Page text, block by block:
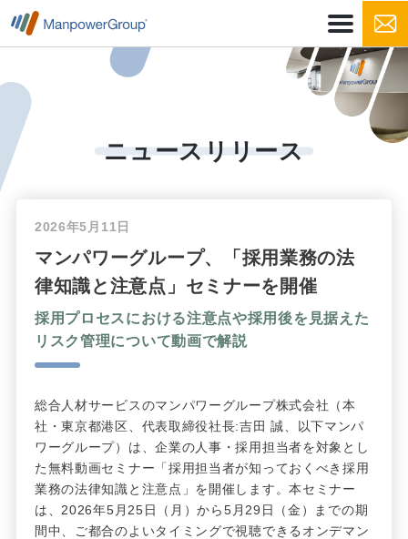
ニュースリリース
2026年5月11日
マンパワーグループ、「採用業務の法
律知識と注意点」セミナーを開催
採用プロセスにおける注意点や採用後を見据えた
リスク管理について動画で解説
総合人材サービスのマンパワーグループ株式会社（本
社・東京都港区、代表取締役社長:吉田 誠、以下マンパ
ワーグループ）は、企業の人事・採用担当者を対象とし
た無料動画セミナー「採用担当者が知っておくべき採用
業務の法律知識と注意点」を開催します。本セミナー
は、2026年5月25日（月）から5月29日（金）までの期
間中、ご都合のよいタイミングで視聴できるオンデマン